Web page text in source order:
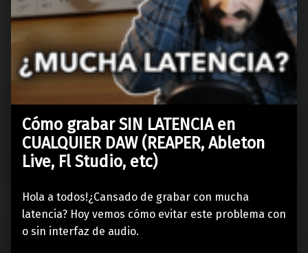
Cómo grabar SIN LATENCIA en
CUALQUIER DAW (REAPER, Ableton
Live, Fl Studio, etc)
Hola a todos!¿Cansado de grabar con mucha
latencia? Hoy vemos cómo evitar este problema con
o sin interfaz de audio.